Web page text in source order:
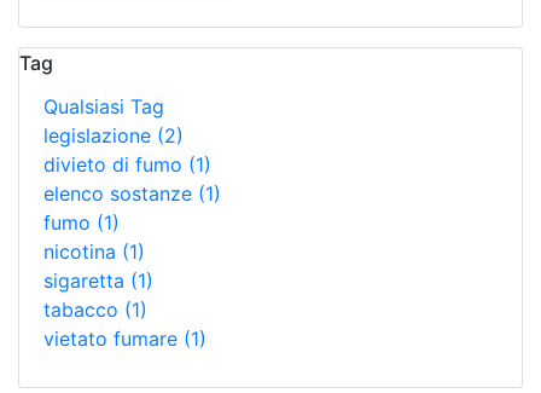
Tag
Qualsiasi Tag
legislazione (2)
divieto di fumo (1)
elenco sostanze (1)
fumo (1)
nicotina (1)
sigaretta (1)
tabacco (1)
vietato fumare (1)